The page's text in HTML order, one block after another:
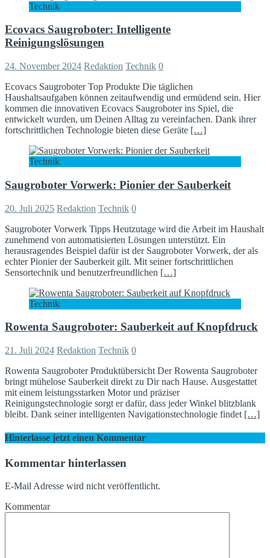
Technik
Ecovacs Saugroboter: Intelligente
Reinigungslösungen
24. November 2024 Redaktion Technik 0
Ecovacs Saugroboter Top Produkte Die täglichen
Haushaltsaufgaben können zeitaufwendig und ermüdend sein. Hier
kommen die innovativen Ecovacs Saugroboter ins Spiel, die
entwickelt wurden, um Deinen Alltag zu vereinfachen. Dank ihrer
fortschrittlichen Technologie bieten diese Geräte […]
Technik
Saugroboter Vorwerk: Pionier der Sauberkeit
20. Juli 2025 Redaktion Technik 0
Saugroboter Vorwerk Tipps Heutzutage wird die Arbeit im Haushalt
zunehmend von automatisierten Lösungen unterstützt. Ein
herausragendes Beispiel dafür ist der Saugroboter Vorwerk, der als
echter Pionier der Sauberkeit gilt. Mit seiner fortschrittlichen
Sensortechnik und benutzerfreundlichen […]
Technik
Rowenta Saugroboter: Sauberkeit auf Knopfdruck
21. Juli 2024 Redaktion Technik 0
Rowenta Saugroboter Produktübersicht Der Rowenta Saugroboter
bringt mühelose Sauberkeit direkt zu Dir nach Hause. Ausgestattet
mit einem leistungsstarken Motor und präziser
Reinigungstechnologie sorgt er dafür, dass jeder Winkel blitzblank
bleibt. Dank seiner intelligenten Navigationstechnologie findet […]
Hinterlasse jetzt einen Kommentar
Kommentar hinterlassen
E-Mail Adresse wird nicht veröffentlicht.
Kommentar